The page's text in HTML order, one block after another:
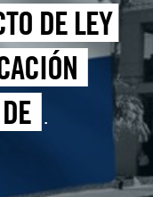
DE LEY